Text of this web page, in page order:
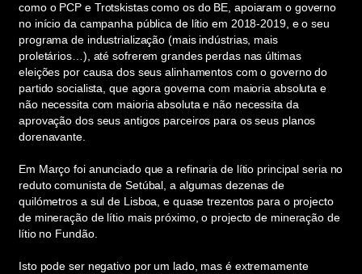
como o PCP e Trotskistas como os do BE, apoiaram o governo
no início da campanha pública de lítio em 2018-2019, e o seu
programa de industrialização (mais indústrias, mais
proletários…), até sofrerem grandes perdas nas últimas
eleições por causa dos seus alinhamentos com o governo do
partido socialista, que agora governa com maioria absoluta e
não necessita com maioria absoluta e não necessita da
aprovação dos seus antigos parceiros para os seus planos
dorenavante.
Em Março foi anunciado que a refinaria de lítio principal seria no
reduto comunista de Setúbal, a algumas dezenas de
quilómetros a sul de Lisboa, e quase trezentos para o projecto
de mineração de lítio mais próximo, o projecto de mineração de
lítio no Fundão.
Isto pode ser negativo por um lado, mas é extremamente